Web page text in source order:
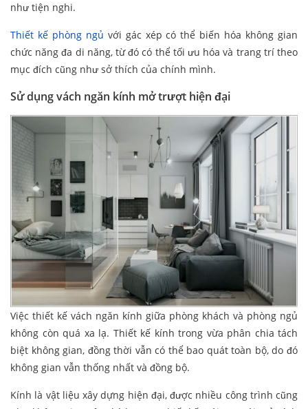
như tiện nghi.
Thiết kế phòng ngủ với gác xép có thể biến hóa không gian
chức năng đa di năng, từ đó có thể tối ưu hóa và trang trí theo
mục đích cũng như sở thích của chính mình.
Sử dụng vách ngăn kính mở trượt hiện đại
Việc thiết kế vách ngăn kính giữa phòng khách và phòng ngủ
không còn quá xa lạ. Thiết kế kính trong vừa phân chia tách
biệt không gian, đồng thời vẫn có thể bao quát toàn bộ, do đó
không gian vẫn thống nhất và đồng bộ.
Kính là vật liệu xây dựng hiện đại, được nhiều công trình cũng